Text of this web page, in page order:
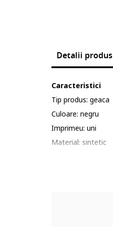
Detalii produs
Caracteristici
Tip produs: geaca
Culoare: negru
Imprimeu: uni
Material: sintetic